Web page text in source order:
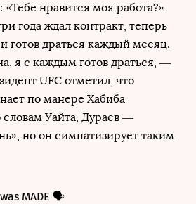
«Тебе нравится моя работа?»
года ждал контракт, теперь
готов драться каждый месяц.
я с каждым готов драться, —
UFC отметил, что
по манере Хабиба
Уайта, Дураев —
но он симпатизирует таким
MADE 🗣